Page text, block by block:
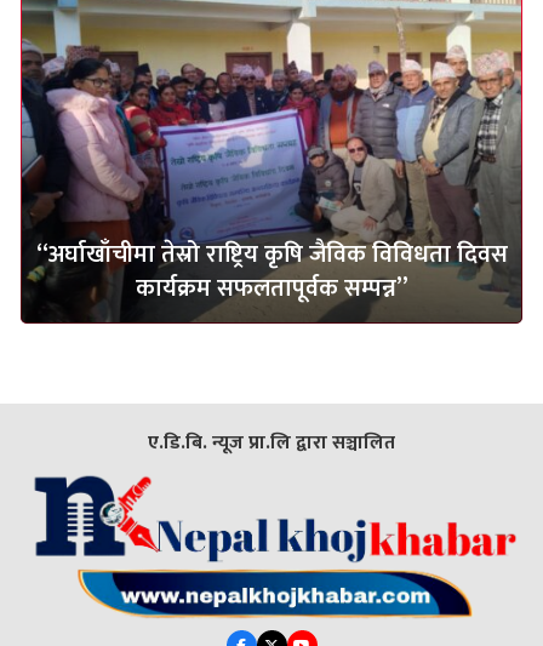
“अर्घाखाँचीमा तेस्रो राष्ट्रिय कृषि जैविक विविधता दिवस
कार्यक्रम सफलतापूर्वक सम्पन्न”
ए.डि.बि. न्यूज प्रा.लि द्वारा सञ्चालित